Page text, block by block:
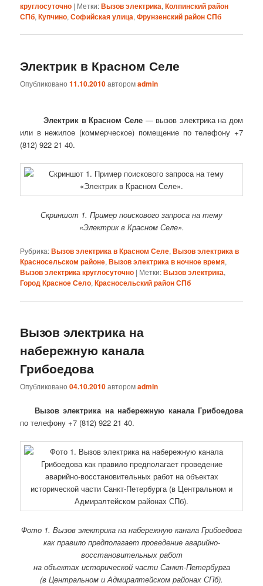
круглосуточно | Метки:Вызов электрика,Колпинский район
СПб,Купчино,Софийская улица,Фрунзенский район СПб
Электрик в Красном Селе
Опубликовано11.10.2010авторомadmin
Электрик в Красном Селе— вызов электрика на дом
или в нежилое (коммерческое) помещение по телефону +7
(812) 922 21 40.
Скриншот 1. Пример поискового запроса на тему
«Электрик в Красном Селе».
Рубрика:Вызов электрика в Красном Селе,Вызов электрика в
Красносельском районе,Вызов электрика в ночное время,
Вызов электрика круглосуточно | Метки:Вызов электрика,
Город Красное Село,Красносельский район СПб
Вызов электрика на
набережную канала
Грибоедова
Опубликовано04.10.2010авторомadmin
Вызов электрика на набережную канала Грибоедова
по телефону +7 (812) 922 21 40.
Фото 1. Вызов электрика на набережную канала Грибоедова
как правило предполагает проведение аварийно-
восстановительных работ
на объектах исторической части Санкт-Петербурга
(в Центральном и Адмиралтейском районах СПб).